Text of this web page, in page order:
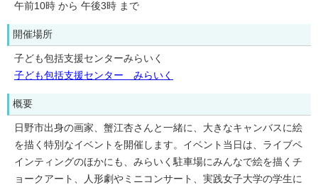
午前10時 から 午後3時 まで
開催場所
子ども包括支援センターみらいく
子ども包括支援センター みらいく
概要
日野市出身の画家、蟹江杏さんと一緒に、大きなキャンバスに絵
を描く特別なイベントを開催します。イベント当日は、ライブペ
インティングのほかにも、みらいく駐車場にみんなで絵を描くチ
ョークアート、人形劇やミニコンサート、実践女子大学の学生に